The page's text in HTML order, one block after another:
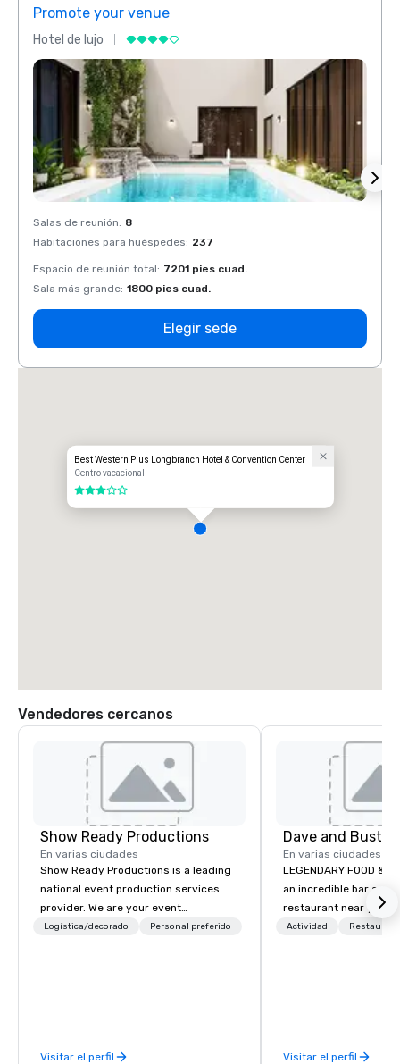
Promote your venue
Hotel de lujo
Salas de reunión: 8
Habitaciones para huéspedes: 237
Espacio de reunión total: 7201 pies cuad.
Sala más grande: 1800 pies cuad.
Elegir sede
Best Western Plus Longbranch Hotel & Convention Center
Centro vacacional
3 de 5
Vendedores cercanos
Show Ready Productions
En varias ciudades
Show Ready Productions is a leading
national event production services
provider. We are your event
production partner from start to
Logística/decorado Personal preferido
Visitar el perfil
Dave and
En varias ciudades
LEGENDARY FOOD &
an incredible bar and
restaurant near you?
than Dave & Buster's.
Actividad
Visitar el perfil